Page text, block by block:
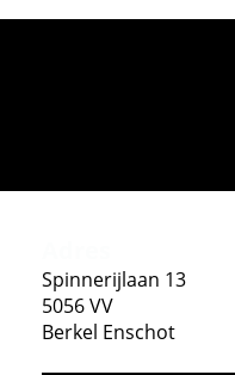
Spinnerijlaan 13
5056 VV
Berkel Enschot